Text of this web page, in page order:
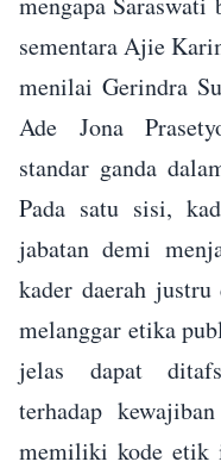
sementara Ajie
menilai Gerindra
Ade Jona
standar ganda
Pada satu sisi,
jabatan demi
kader daerah
melanggar etika
jelas dapat
terhadap
memiliki kode etik